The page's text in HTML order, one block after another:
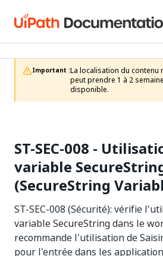
Important :La localisation du contenu
peut prendre 1 à 2
disponible.
ST-SEC-008 -
variable
(SecureString
ST-SEC-008 (Sécurité): vérifie
variable SecureString dans le
recommande l'utilisation de
pour l'entrée dans les